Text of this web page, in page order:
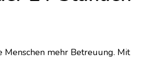
Menschen mehr Betreuung. Mit